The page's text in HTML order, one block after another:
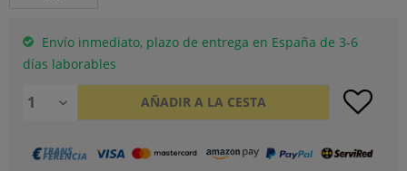
Envío inmediato, plazo de entrega en España de 3-6
días laborables
AÑADIR A LA CESTA